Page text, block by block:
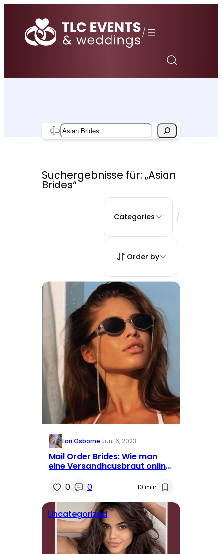
springen
/
Search
Suchergebnisse für: „Asian
Brides“
Categories /
Order by
Lori Osborne·Juni 6, 2023
Mail Order Brides: Wie man
eine Versandhausbraut online
0
0 10 min
Uncategorized